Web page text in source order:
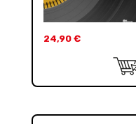
24,90 €